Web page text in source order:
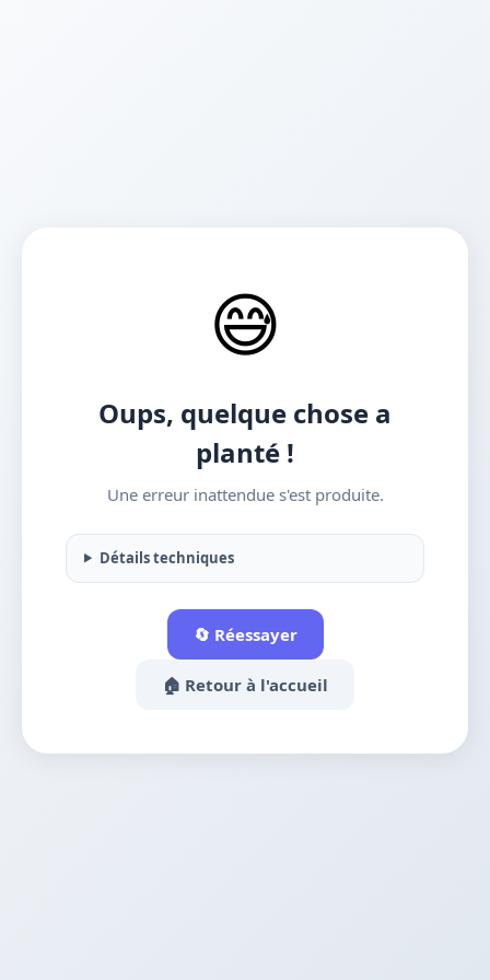
😅
Oups, quelque chose a
planté !
Une erreur inattendue s'est produite.
Détails techniques
🔄 Réessayer
🏠 Retour à l'accueil